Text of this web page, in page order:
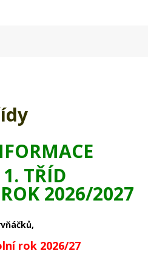
TŘÍD
2026/2027
rok 2026/27